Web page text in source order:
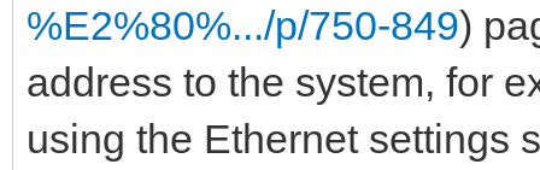
%E2%80%.../p/750-849)
address to the system, for
using the Ethernet settings